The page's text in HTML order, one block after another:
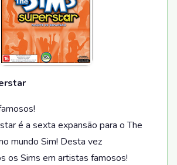
é a sexta expansão para o The
mundo Sim! Desta vez
os Sims em artistas famosos!